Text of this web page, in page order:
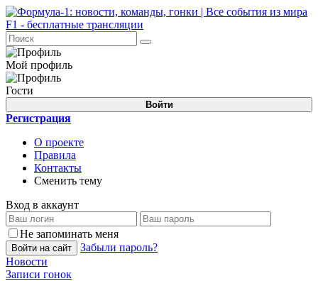
Мой профиль
Гости
Войти
Регистрация
О проекте
Правила
Контакты
Сменить тему
Вход в аккаунт
Не запоминать меня
Войти на сайт
Забыли пароль?
Новости
Записи гонок